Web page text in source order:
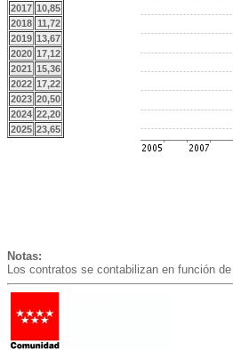
2017 10,85
2018 11,72
2019 13,67
2020 17,12
2021 15,36
2022 17,22
2023 20,50
2024 22,20
2025 23,65
Notas:
Los contratos se contabilizan en función